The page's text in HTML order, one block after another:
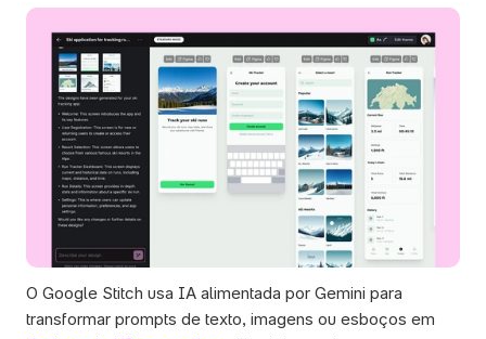
O Google Stitch usa IA alimentada por Gemini para